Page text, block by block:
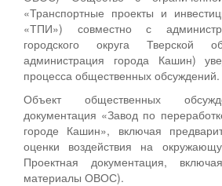
«Транспортные проекты и
«ТПИ») совместно с
городского округа Тверской
администрация города Кашин)
процесса общественных обсуждений.
Объект общественных
документация «Завод по
городе Кашин», включая
оценки воздействия на
Проектная документация,
материалы ОВОС).